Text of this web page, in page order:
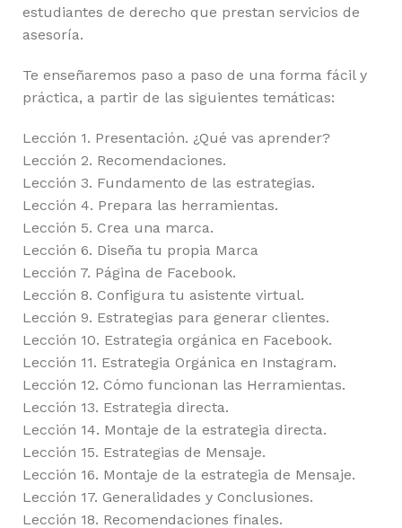
estudiantes de derecho que prestan servicios de
asesoría.
Te enseñaremos paso a paso de una forma fácil y
práctica, a partir de las siguientes temáticas:
Lección 1. Presentación. ¿Qué vas aprender?
Lección 2. Recomendaciones.
Lección 3. Fundamento de las estrategias.
Lección 4. Prepara las herramientas.
Lección 5. Crea una marca.
Lección 6. Diseña tu propia Marca
Lección 7. Página de Facebook.
Lección 8. Configura tu asistente virtual.
Lección 9. Estrategias para generar clientes.
Lección 10. Estrategia orgánica en Facebook.
Lección 11. Estrategia Orgánica en Instagram.
Lección 12. Cómo funcionan las Herramientas.
Lección 13. Estrategia directa.
Lección 14. Montaje de la estrategia directa.
Lección 15. Estrategias de Mensaje.
Lección 16. Montaje de la estrategia de Mensaje.
Lección 17. Generalidades y Conclusiones.
Lección 18. Recomendaciones finales.